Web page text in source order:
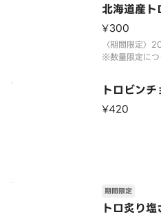
北海道産ト
¥300
〈期間限定〉
※数量限定につ
トロビンチ
¥420
トロ炙り塩
期間限定